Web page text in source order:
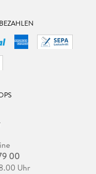
00
Uhr